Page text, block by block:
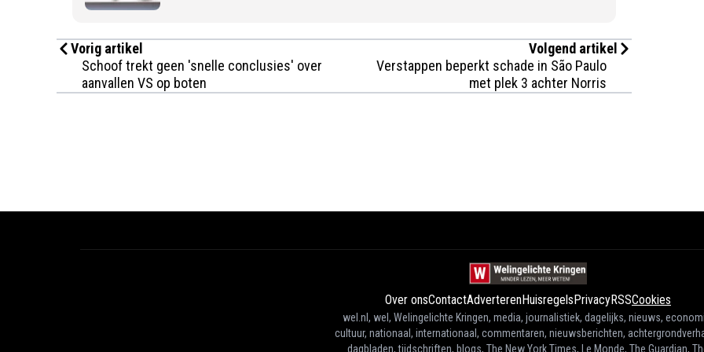
Vorig artikel
Schoof trekt geen 'snelle conclusies' over
aanvallen VS op boten
Volgend artikel
Verstappen beperkt schade in São Paulo
met plek 3 achter Norris
Over onsContactAdverterenHuisregelsPrivacyRSSCookies
wel.nl, wel, Welingelichte Kringen, media, journalistiek, dagelijks, nieuws,
cultuur, nationaal, internationaal, commentaren, nieuwsberichten,
dagbladen, tijdschriften, blogs, The New York Times, Le Monde, The Guardian,